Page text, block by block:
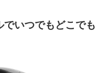
いつでもどこでも